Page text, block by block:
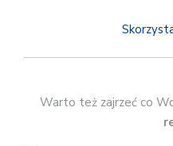
Warto też zajrzeć co